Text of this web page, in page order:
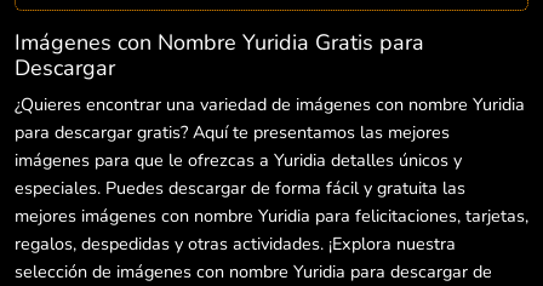
Imágenes con Nombre Yuridia Gratis para
Descargar
¿Quieres encontrar una variedad de imágenes con nombre Yuridia
para descargar gratis? Aquí te presentamos las mejores
imágenes para que le ofrezcas a Yuridia detalles únicos y
especiales. Puedes descargar de forma fácil y gratuita las
mejores imágenes con nombre Yuridia para felicitaciones, tarjetas,
regalos, despedidas y otras actividades. ¡Explora nuestra
selección de imágenes con nombre Yuridia para descargar de